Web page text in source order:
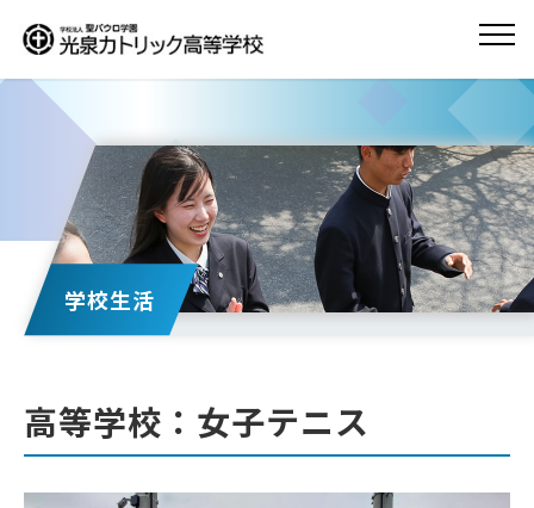
学校生活
高等学校：女子テニス